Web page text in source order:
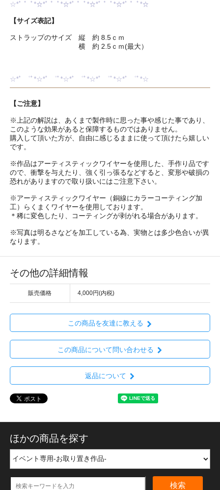
☆*ﾟ ゜ﾟ*☆*ﾟ ゜ﾟ*☆*ﾟ ゜ﾟ*☆*ﾟ ゜ﾟ*☆*ﾟ ゜ﾟ*☆
【サイズ表記】
ストラップのサイズ 縦 約 8.5ｃｍ
横 約 2.5ｃｍ(最大）
☆*ﾟ ゜ﾟ*☆*ﾟ ゜ﾟ*☆*ﾟ ゜ﾟ*☆*ﾟ ゜ﾟ*☆*ﾟ ゜ﾟ*☆
【ご注意】
※上記の解説は、あくまで製作時に思った事や感じた事であり、
このような効果があると保障するものではありません。
購入して頂いた方が、自由に感じるままに使って頂けたら嬉しい
です。
※作品はアーティスティックワイヤーを使用した、手作り品です
ので、衝撃を与えたり、強く引っ張るなどすると、変形や破損の
恐れがありますので取り扱いにはご注意下さい。
※アーティスティックワイヤー（銅線にカラーコーティング加
工）らくまくワイヤーを使用しております。
＊稀に変色したり、コーティングが剥がれる場合があります。
※写真は明るさなどを加工している為、実物とは多少色合いが異
なります。
その他の詳細情報
販売価格 4,000円(内税)
この商品を友達に教える
この商品について問い合わせる
返品について
ほかの商品を探す
検索